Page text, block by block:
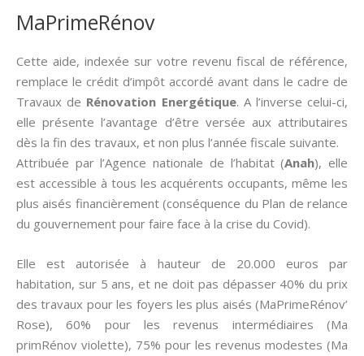
MaPrimeRénov
Cette aide, indexée sur votre revenu fiscal de référence,
remplace le crédit d’impôt accordé avant dans le cadre de
Travaux de Rénovation Energétique. A l’inverse celui-ci,
elle présente l’avantage d’être versée aux attributaires
dès la fin des travaux, et non plus l’année fiscale suivante.
Attribuée par l’Agence nationale de l’habitat (Anah), elle
est accessible à tous les acquérents occupants, même les
plus aisés financièrement (conséquence du Plan de relance
du gouvernement pour faire face à la crise du Covid).
Elle est autorisée à hauteur de 20.000 euros par
habitation, sur 5 ans, et ne doit pas dépasser 40% du prix
des travaux pour les foyers les plus aisés (MaPrimeRénov’
Rose), 60% pour les revenus intermédiaires (Ma
primRénov violette), 75% pour les revenus modestes (Ma